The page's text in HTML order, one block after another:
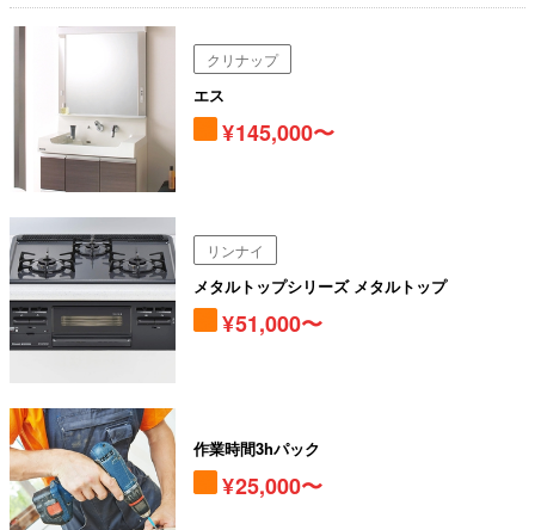
クリナップ
エス
145,000〜
リンナイ
メタルトップシリーズ メタルトップ
51,000〜
作業時間3hパック
25,000〜